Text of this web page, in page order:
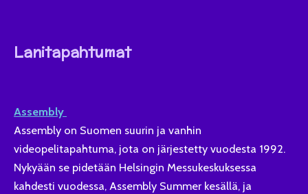
Lanitapahtumat
Assembly
Assembly on Suomen suurin ja vanhin
videopelitapahtuma, jota on järjestetty vuodesta 1992.
Nykyään se pidetään Helsingin Messukeskuksessa
kahdesti vuodessa, Assembly Summer kesällä, ja